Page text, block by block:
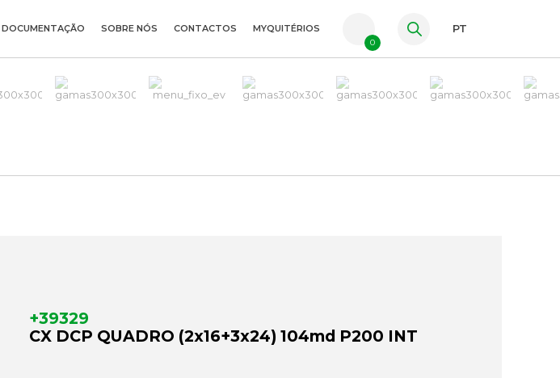
ES
DOCUMENTAÇÃO SOBRE NÓS CONTACTOS MYQUITÉRIOS
0
PT
+39329
CX DCP QUADRO (2x16+3x24) 104md P200 INT